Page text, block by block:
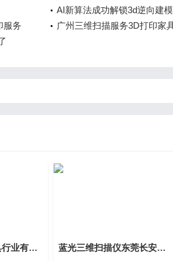
AI新算法成功解锁3d逆向建
服务
广州三维扫描服务3D打印家
三维扫描仪在模具行业有哪些作用？ 蓝光三维扫描仪东莞长安的优势